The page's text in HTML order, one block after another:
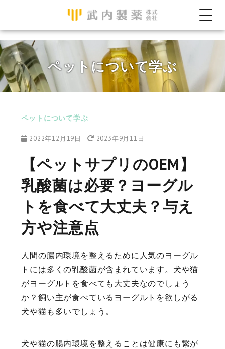
ペットについて学ぶ
ペットについて学ぶ
2022年12月19日 2023年9月11日
【ペットサプリのOEM】
乳酸菌は必要？ヨーグル
トを食べて大丈夫？与え
方や注意点
人間の腸内環境を整えるために人気のヨーグル
トには多くの乳酸菌が含まれています。犬や猫
がヨーグルトを食べても大丈夫なのでしょう
か？飼い主が食べているヨーグルトを欲しがる
犬や猫も多いでしょう。
犬や猫の腸内環境を整えることは健康にも繋が